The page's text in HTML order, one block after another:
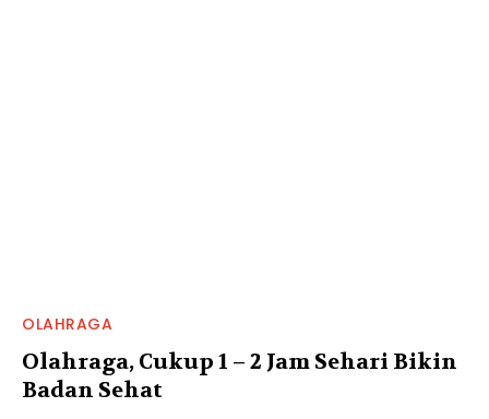
OLAHRAGA
Olahraga, Cukup 1 – 2 Jam Sehari Bikin
Badan Sehat